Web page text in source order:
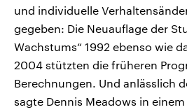
und individuelle
gegeben: Die Neuauflage der
Wachstums“ 1992 ebenso wie
2004 stützten die früheren
Berechnungen. Und anlässlich
sagte Dennis Meadows in